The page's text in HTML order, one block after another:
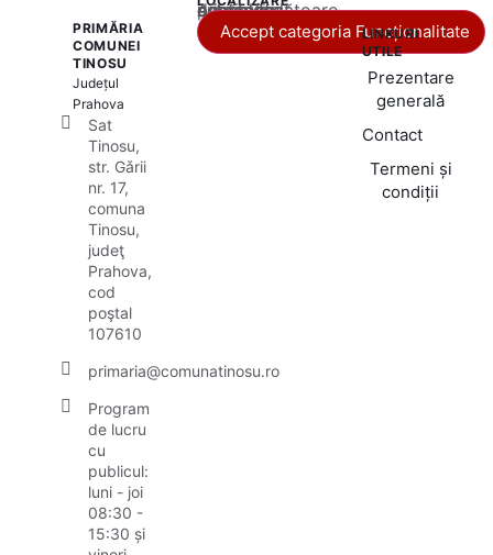
PRIMĂRIA
COMUNEI
TINOSU
Județul
Prahova
Sat
Tinosu,
str. Gǎrii
nr. 17,
comuna
Tinosu,
judeţ
Prahova,
cod
poştal
107610
primaria@comunatinosu.ro
Program
de lucru
cu
publicul:
luni - joi
08:30 -
15:30 și
Acest conținut este blocat până când acceptați categoria corespunzătoare de cookie-uri.
Accept categoria Funcționalitate
LINKURI
UTILE
Prezentare
generală
Contact
Termeni și
condiții